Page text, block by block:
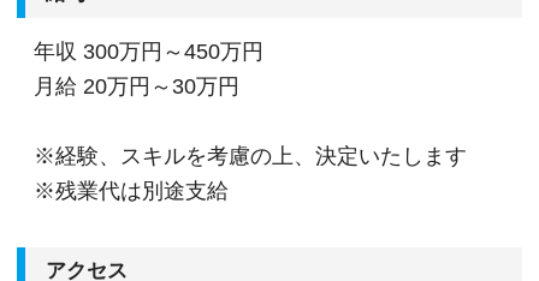
年収 300万円～450万円
月給 20万円～30万円
※経験、スキルを考慮の上、決定いたします
※残業代は別途支給
アクセス